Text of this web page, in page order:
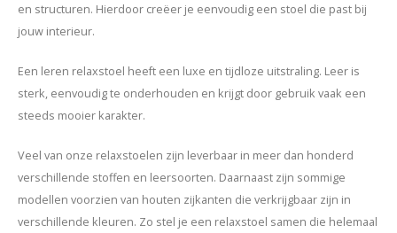
en structuren. Hierdoor creëer je eenvoudig een stoel die past bij
jouw interieur.
Een leren relaxstoel heeft een luxe en tijdloze uitstraling. Leer is
sterk, eenvoudig te onderhouden en krijgt door gebruik vaak een
steeds mooier karakter.
Veel van onze relaxstoelen zijn leverbaar in meer dan honderd
verschillende stoffen en leersoorten. Daarnaast zijn sommige
modellen voorzien van houten zijkanten die verkrijgbaar zijn in
verschillende kleuren. Zo stel je een relaxstoel samen die helemaal